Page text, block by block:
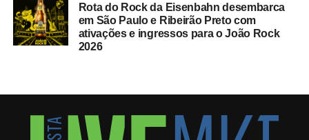
Rota do Rock da Eisenbahn desembarca
em São Paulo e Ribeirão Preto com
ativações e ingressos para o João Rock
2026